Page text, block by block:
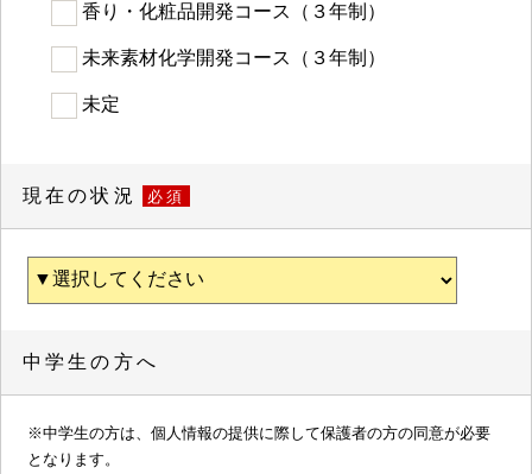
香り・化粧品開発コース（３年制）
未来素材化学開発コース（３年制）
未定
現在の状況 必須
中学生の方へ
※中学生の方は、個人情報の提供に際して保護者の方の同意が必要
となります。